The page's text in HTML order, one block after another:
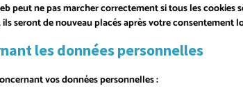
peut ne pas marcher correctement si tous les cookies
seront de nouveau placés après votre consentement
les données personnelles
vos données personnelles :